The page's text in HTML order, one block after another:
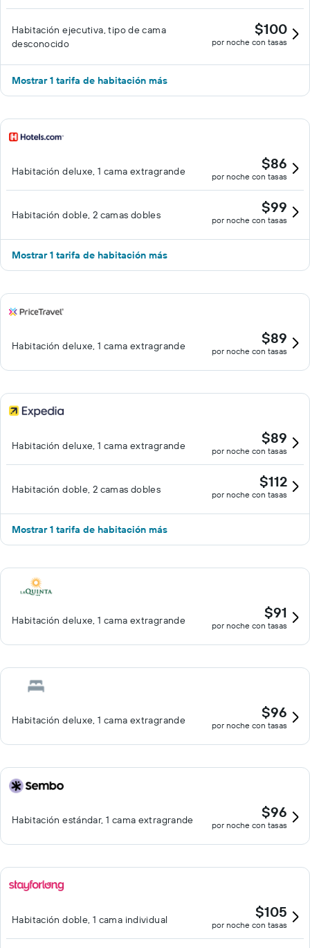
Habitación ejecutiva, tipo de cama
desconocido
$100
por noche con tasas
Mostrar 1 tarifa de habitación más
Habitación deluxe, 1 cama extragrande $86
por noche con tasas
Habitación doble, 2 camas dobles $99
por noche con tasas
Mostrar 1 tarifa de habitación más
Habitación deluxe, 1 cama extragrande $89
por noche con tasas
Habitación deluxe, 1 cama extragrande $89
por noche con tasas
Habitación doble, 2 camas dobles $112
por noche con tasas
Mostrar 1 tarifa de habitación más
Habitación deluxe, 1 cama extragrande $91
por noche con tasas
Habitación deluxe, 1 cama extragrande $96
por noche con tasas
Habitación estándar, 1 cama extragrande $96
por noche con tasas
Habitación doble, 1 cama individual $105
por noche con tasas